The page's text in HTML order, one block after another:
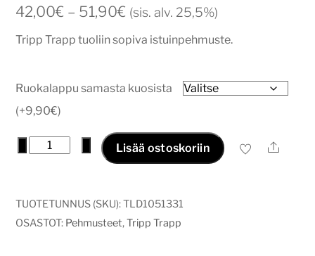
42,00€ – 51,90€ Hintaluokka:
-
(sis. alv. 25,5%)
Tripp Trapp tuoliin sopiva istuinpehmuste.
Ruokalappu samasta kuosista
(+9,90€)
tripptrapp
määrä
Lisää ostoskoriin Ale
TUOTETUNNUS (SKU):TLD1051331
OSASTOT: Pehmusteet,Tripp Trapp